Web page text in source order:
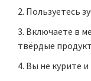
Пользуетесь
Включаете в
твёрдые
Вы не курите и